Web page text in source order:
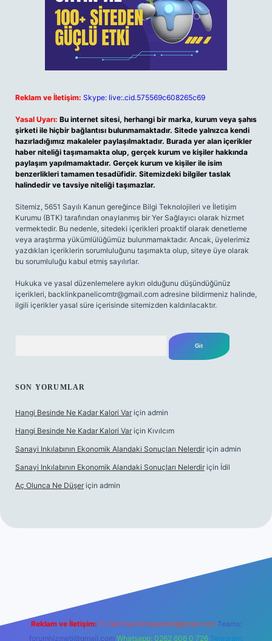
Reklam ve İletişim: Skype: live:.cid.575569c608265c69
Yasal Uyarı: Bu internet sitesi, herhangi bir marka, kurum veya şahıs
şirketi ile hiçbir bağlantısı bulunmamaktadır. Sitede yalnızca kendi
hazırladığımız makaleler paylaşılmaktadır. Burada yer alan içerikler
haber niteliği taşımamakta olup, gerçek kurum ve kişiler hakkında
paylaşım yapılmamaktadır. Gerçek kurum ve kişiler ile isim
benzerlikleri tamamen tesadüfidir. Sitemizdeki bilgiler taslak
halindedir ve tavsiye niteliği taşımazlar.
Sitemiz, 5651 Sayılı Kanun gereğince Bilgi Teknolojileri ve İletişim
Kurumu (BTK) tarafından onaylanmış bir Yer Sağlayıcı olarak hizmet
vermektedir. Bu nedenle, sitedeki içerikleri proaktif olarak denetleme
veya araştırma yükümlülüğümüz bulunmamaktadır. Ancak, üyelerimiz
yazdıkları içeriklerin sorumluluğunu taşımakta olup, siteye üye olarak
bu sorumluluğu kabul etmiş sayılırlar.
Hukuka ve yasal düzenlemelere aykırı olduğunu düşündüğünüz
içerikleri, backlinkpanelicomtr@gmail.com adresine bildirmeniz halinde,
ilgili içerikler yasal süre içerisinde sitemizden kaldırılacaktır.
SON YORUMLAR
Hangi Besinde Ne Kadar Kalori Var için admin
Hangi Besinde Ne Kadar Kalori Var için Kıvılcım
Sanayi Inkılabının Ekonomik Alandaki Sonuçları Nelerdir için admin
Sanayi Inkılabının Ekonomik Alandaki Sonuçları Nelerdir için İdil
Aç Olunca Ne Düşer için admin
Reklam ve İletişim: E-mail: backlinkpaneli@gmail.com Teams:
forumhizmeti@gmail.com Whatsapp: 0262 606 0 726 Telegram: